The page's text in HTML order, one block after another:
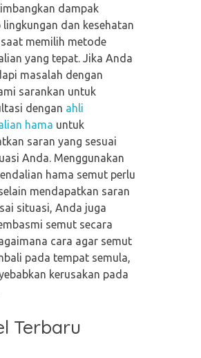
dampak
dan kesehatan
memilih metode
yang tepat. Jika Anda
masalah dengan
sarankan untuk
dengan ahli
hama untuk
saran yang sesuai
Anda. Menggunakan
hama semut perlu
mendapatkan saran
situasi, Anda juga
semut secara
cara agar semut
pada tempat semula,
kerusakan pada
Terbaru